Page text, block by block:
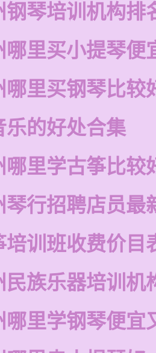
钢琴培训机构排
哪里买小提琴便
哪里买钢琴比较
乐的好处合集
哪里学古筝比较
琴行招聘店员最
培训班收费价目
民族乐器培训机
哪里学钢琴便宜